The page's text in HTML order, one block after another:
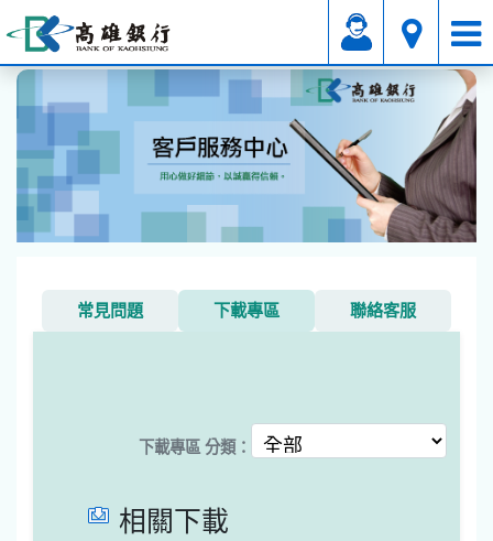
其它 下載專區
常見問題 下載專區 聯絡客服
下載專區 分類：
相關下載